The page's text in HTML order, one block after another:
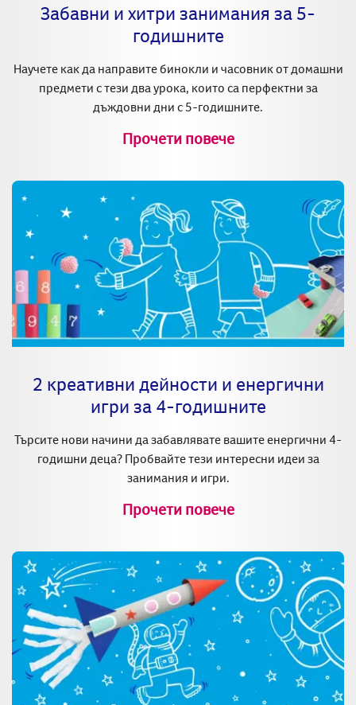
Забавни и хитри занимания за 5-
годишните
Научете как да направите бинокли и часовник от домашни
предмети с тези два урока, които са перфектни за
дъждовни дни с 5-годишните.
Прочети повече
2 креативни дейности и енергични
игри за 4-годишните
Търсите нови начини да забавлявате вашите енергични 4-
годишни деца? Пробвайте тези интересни идеи за
занимания и игри.
Прочети повече